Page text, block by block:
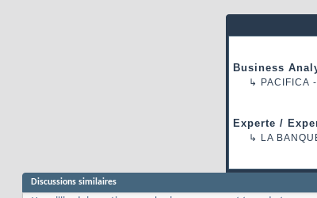
Business
↳ PACIFICA
Experte /
↳ LA
Discussions similaires